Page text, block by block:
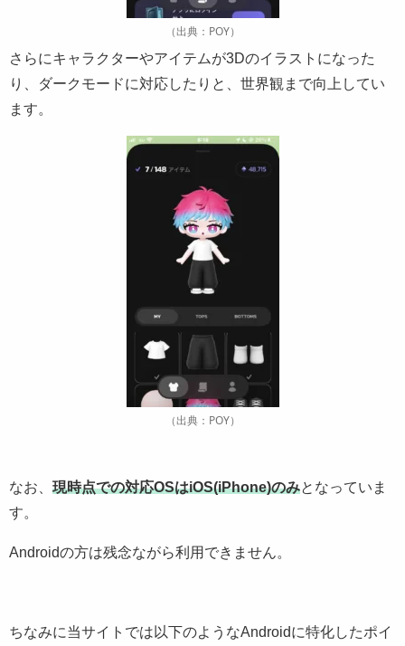
（出典：POY）
さらにキャラクターやアイテムが3Dのイラストになった
り、ダークモードに対応したりと、世界観まで向上してい
ます。
（出典：POY）
なお、 現時点での対応OSはiOS(iPhone)のみとなっていま
す。
Androidの方は残念ながら利用できません。
ちなみに当サイトでは以下のようなAndroidに特化したポイ